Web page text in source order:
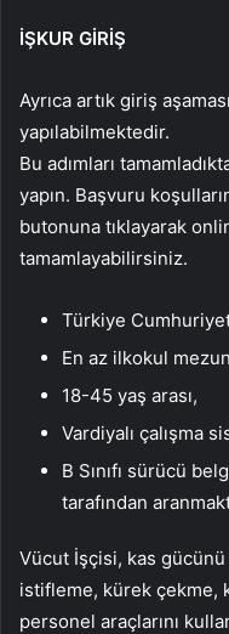
İŞKUR GİRİŞ
Ayrıca artık giriş
yapılabilmektedir.
Bu adımları
yapın. Başvuru
butonuna tıklayarak
tamamlayabilirsiniz.
Türkiye
En az ilkokul
18-45 yaş arası,
Vardiyalı çalışma
B Sınıfı sürücü
tarafından
Vücut İşçisi, kas gücünü
istifleme, kürek çekme,
personel araçlarını